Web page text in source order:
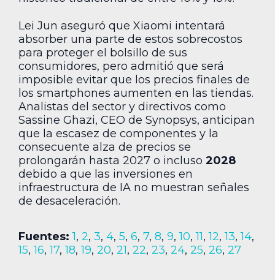
Lei Jun aseguró que Xiaomi intentará
absorber una parte de estos sobrecostos
para proteger el bolsillo de sus
consumidores, pero admitió que será
imposible evitar que los precios finales de
los smartphones aumenten en las tiendas.
Analistas del sector y directivos como
Sassine Ghazi, CEO de Synopsys, anticipan
que la escasez de componentes y la
consecuente alza de precios se
prolongarán hasta 2027 o incluso 2028
debido a que las inversiones en
infraestructura de IA no muestran señales
de desaceleración.
Fuentes: 1, 2, 3, 4, 5, 6, 7, 8, 9,10,11,12,13,14,
15,16,17,18,19, 20, 21, 22, 23, 24, 25, 26, 27